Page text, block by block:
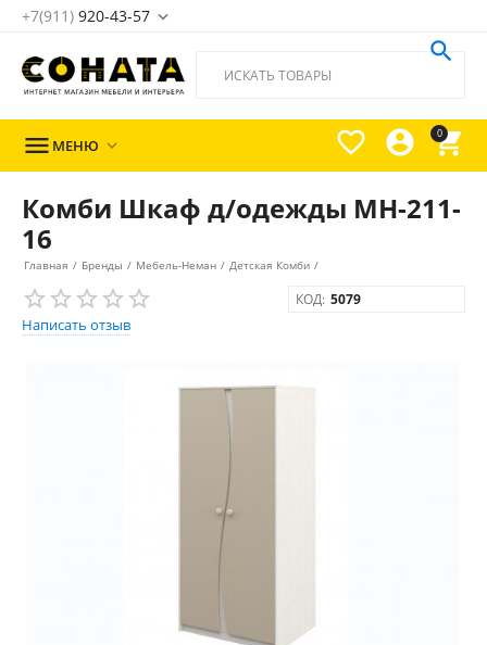
+7(911) 920-43-57 
0




 МЕНЮ 
Комби Шкаф д/одежды МН-211-
16
Главная / Бренды / Мебель-Неман / Детская Комби /
Написать отзыв
КОД: 5079